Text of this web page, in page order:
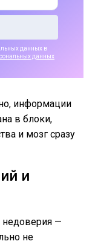
данных в
данных
информации
в блоки,
и мозг сразу
и
недоверия —
не